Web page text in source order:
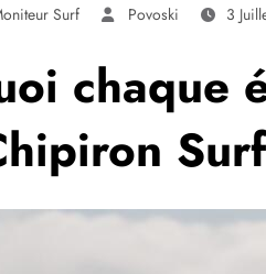
Surf Povoski 3
chaque